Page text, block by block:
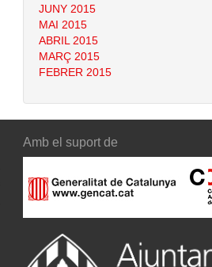
JUNY 2015
MAI 2015
ABRIL 2015
MARÇ 2015
FEBRER 2015
Amb el suport de